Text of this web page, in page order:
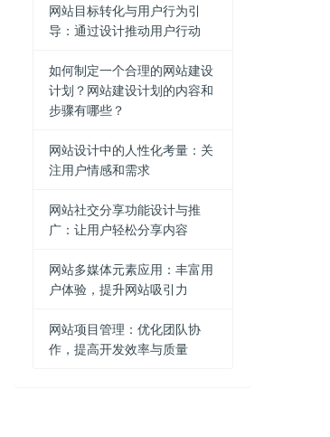
网站目标转化与用户行为引
导：通过设计推动用户行动
如何制定一个合理的网站建设
计划？网站建设计划的内容和
步骤有哪些？
网站设计中的人性化考量：关
注用户情感和需求
网站社交分享功能设计与推
广：让用户轻松分享内容
网站多媒体元素应用：丰富用
户体验，提升网站吸引力
网站项目管理：优化团队协
作，提高开发效率与质量